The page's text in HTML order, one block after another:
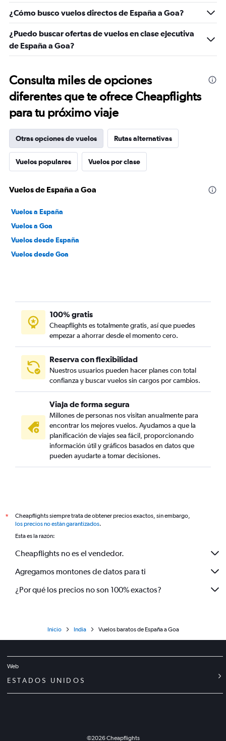
¿Cómo busco vuelos directos de España a Goa?
¿Puedo buscar ofertas de vuelos en clase ejecutiva
de España a Goa?
Consulta miles de opciones
diferentes que te ofrece Cheapflights
para tu próximo viaje
Otras opciones de vuelos Rutas alternativas
Vuelos populares Vuelos por clase
Vuelos de España a Goa
Vuelos a España
Vuelos a Goa
Vuelos desde España
Vuelos desde Goa
100% gratis
Cheapflights es totalmente gratis, así que puedes
empezar a ahorrar desde el momento cero.
Reserva con flexibilidad
Nuestros usuarios pueden hacer planes con total
confianza y buscar vuelos sin cargos por cambios.
Viaja de forma segura
Millones de personas nos visitan anualmente para
encontrar los mejores vuelos. Ayudamos a que la
planificación de viajes sea fácil, proporcionando
información útil y gráficos basados en datos que
pueden ayudarte a tomar decisiones.
*
Cheapflights siempre trata de obtener precios exactos, sin embargo,
los precios no están garantizados.
Esta es la razón:
Cheapflights no es el vendedor.
Agregamos montones de datos para ti
¿Por qué los precios no son 100% exactos?
Inicio India Vuelos baratos de España a Goa
Web
ESTADOS UNIDOS
©2026Cheapflights